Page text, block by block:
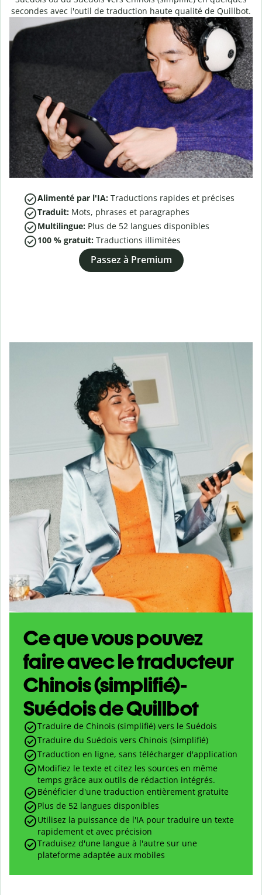
secondes avec l'outil de traduction haute qualité de Quillbot.
Alimenté par l'IA: Traductions rapides et précises
Traduit: Mots, phrases et paragraphes
Multilingue: Plus de 52 langues disponibles
100 % gratuit: Traductions illimitées
Passez à Premium
Ce que vous pouvez
faire avec le traducteur
Chinois (simplifié)-
Suédois de Quillbot
Traduire de Chinois (simplifié) vers le Suédois
Traduire du Suédois vers Chinois (simplifié)
Traduction en ligne, sans télécharger d'application
Modifiez le texte et citez les sources en même
temps grâce aux outils de rédaction intégrés.
Bénéficier d'une traduction entièrement gratuite
Plus de 52 langues disponibles
Utilisez la puissance de l'IA pour traduire un texte
rapidement et avec précision
Traduisez d'une langue à l'autre sur une
plateforme adaptée aux mobiles